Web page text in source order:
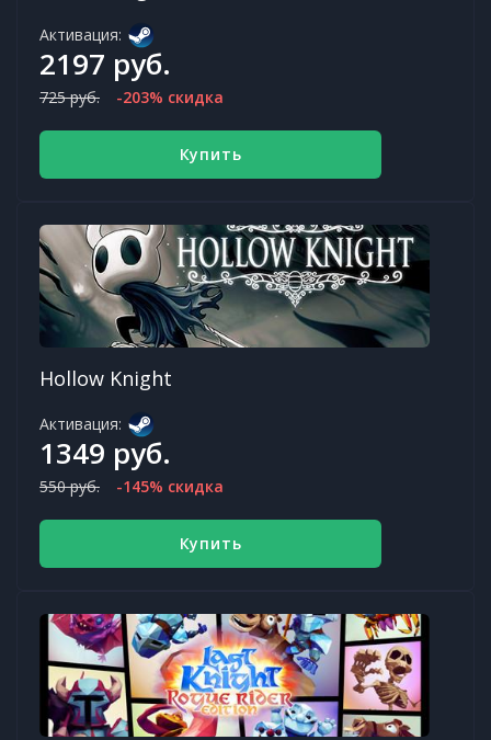
Активация:
2197 руб.
725 руб. -203% скидка
Купить
Hollow Knight
Активация:
1349 руб.
550 руб. -145% скидка
Купить